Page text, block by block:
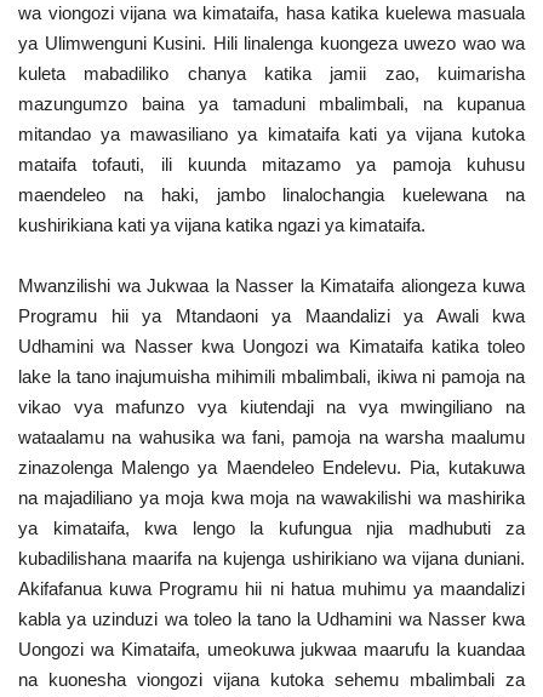
Maonyesho
Wadhamini
Language
English Swahili español
wa viongozi vijana wa kimataifa, hasa katika kuelewa masuala
ya Ulimwenguni Kusini. Hili linalenga kuongeza uwezo wao wa
kuleta mabadiliko chanya katika jamii zao, kuimarisha
mazungumzo baina ya tamaduni mbalimbali, na kupanua
mitandao ya mawasiliano ya kimataifa kati ya vijana kutoka
mataifa tofauti, ili kuunda mitazamo ya pamoja kuhusu
maendeleo na haki, jambo linalochangia kuelewana na
kushirikiana kati ya vijana katika ngazi ya kimataifa.
Mwanzilishi wa Jukwaa la Nasser la Kimataifa aliongeza kuwa
Programu hii ya Mtandaoni ya Maandalizi ya Awali kwa
Udhamini wa Nasser kwa Uongozi wa Kimataifa katika toleo
lake la tano inajumuisha mihimili mbalimbali, ikiwa ni pamoja na
vikao vya mafunzo vya kiutendaji na vya mwingiliano na
wataalamu na wahusika wa fani, pamoja na warsha maalumu
zinazolenga Malengo ya Maendeleo Endelevu. Pia, kutakuwa
na majadiliano ya moja kwa moja na wawakilishi wa mashirika
ya kimataifa, kwa lengo la kufungua njia madhubuti za
kubadilishana maarifa na kujenga ushirikiano wa vijana duniani.
Akifafanua kuwa Programu hii ni hatua muhimu ya maandalizi
kabla ya uzinduzi wa toleo la tano la Udhamini wa Nasser kwa
Uongozi wa Kimataifa, umeokuwa jukwaa maarufu la kuandaa
na kuonesha viongozi vijana kutoka sehemu mbalimbali za